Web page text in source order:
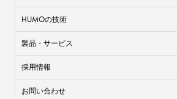
HUMOの技術
製品・サービス
採用情報
お問い合わせ